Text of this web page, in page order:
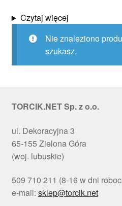
Czytaj więcej
Nie znaleziono
szukasz.
TORCIK.NET Sp. z o.o.
ul. Dekoracyjna 3
65-155 Zielona Góra
(woj. lubuskie)
509 710 211 (8-16 w dni
e-mail: sklep@torcik.net